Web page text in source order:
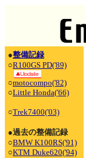
●整備記録
○R100GS PD('89)
○motocompo('82)
○Little Honda('66)
○Trek7400('03)
●過去の整備記録
○BMW K100RS('91)
○KTM Duke620('94)